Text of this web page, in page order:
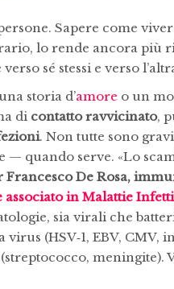
Sapere come
lo rende ancora più
sé stessi e verso
storia d’amore o un
di contatto ravvicinato,
. Non tutte sono
quando serve. «Lo
Francesco De Rosa,
associato in Malattie
sia virali che
(HSV‑1, EBV, CMV,
meningite).